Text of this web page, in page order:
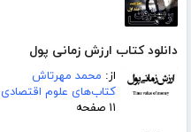
دانلود کتاب ارزش زمانی پول
از: محمد مهرتاش
کتاب‌های علوم اقتصادی
۱۱ صفحه